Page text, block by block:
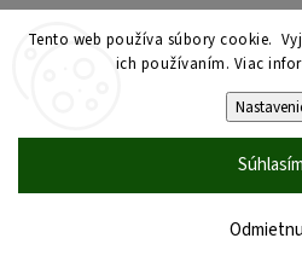
Tento web používa súbory cookie.
ich používaním. Viac
Súhlasím
Copyright 2026
Upraviť
Shoptet|